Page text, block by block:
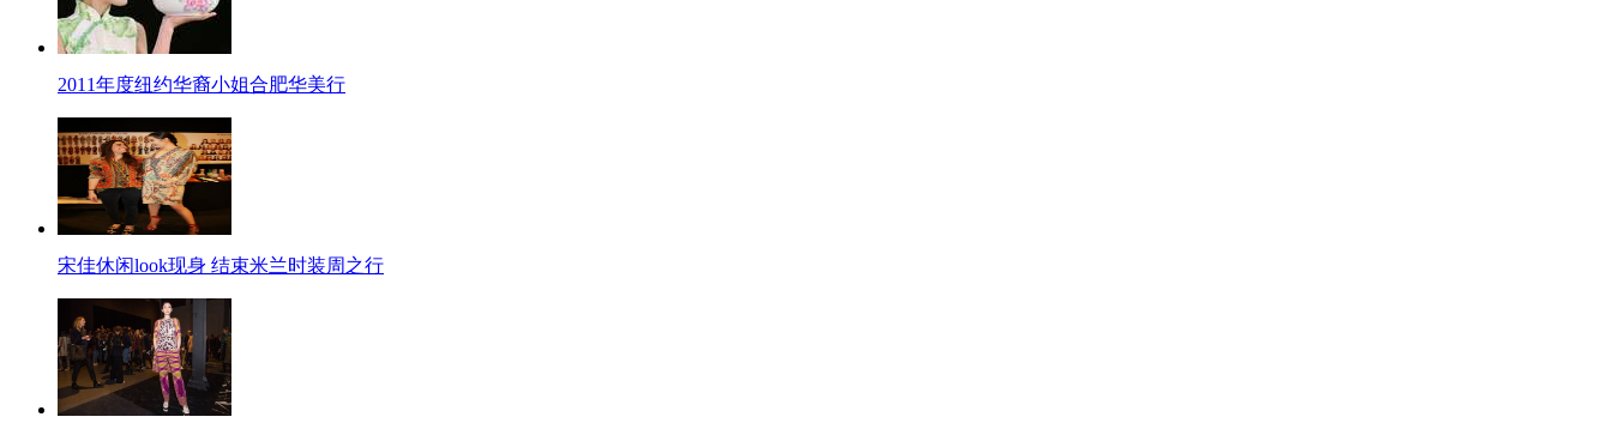
2011年度纽约华裔小姐合肥华美行
宋佳休闲look现身 结束米兰时装周之行